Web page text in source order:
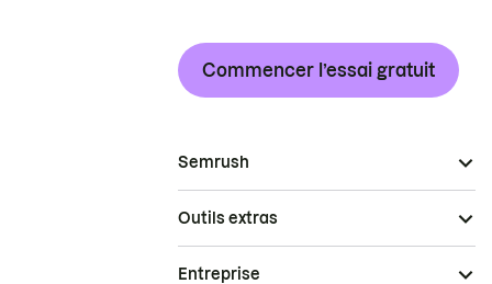
Commencer l’essai gratuit
Semrush
Outils extras
Entreprise